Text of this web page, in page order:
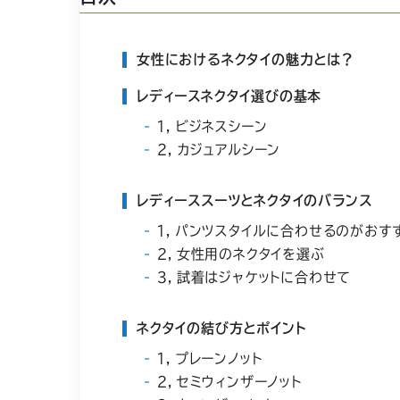
女性におけるネクタイの魅力とは？
レディースネクタイ選びの基本
１，ビジネスシーン
２，カジュアルシーン
レディーススーツとネクタイのバランス
１，パンツスタイルに合わせるのがおす
２，女性用のネクタイを選ぶ
３，試着はジャケットに合わせて
ネクタイの結び方とポイント
１，プレーンノット
２，セミウィンザーノット